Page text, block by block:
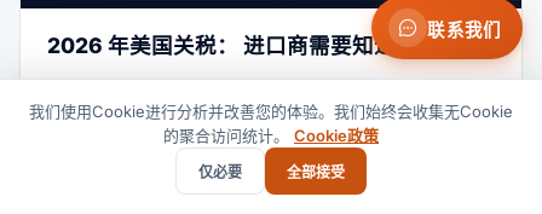
2026 年美国关税： 进口商需要知道什么
联系我们
我们使用Cookie进行分析并改善您的体验。我们始终会收集无Cookie
的聚合访问统计。 Cookie政策
仅必要 全部接受